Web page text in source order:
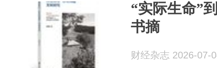
“实际生命”
书摘
财经杂志 2026-07-